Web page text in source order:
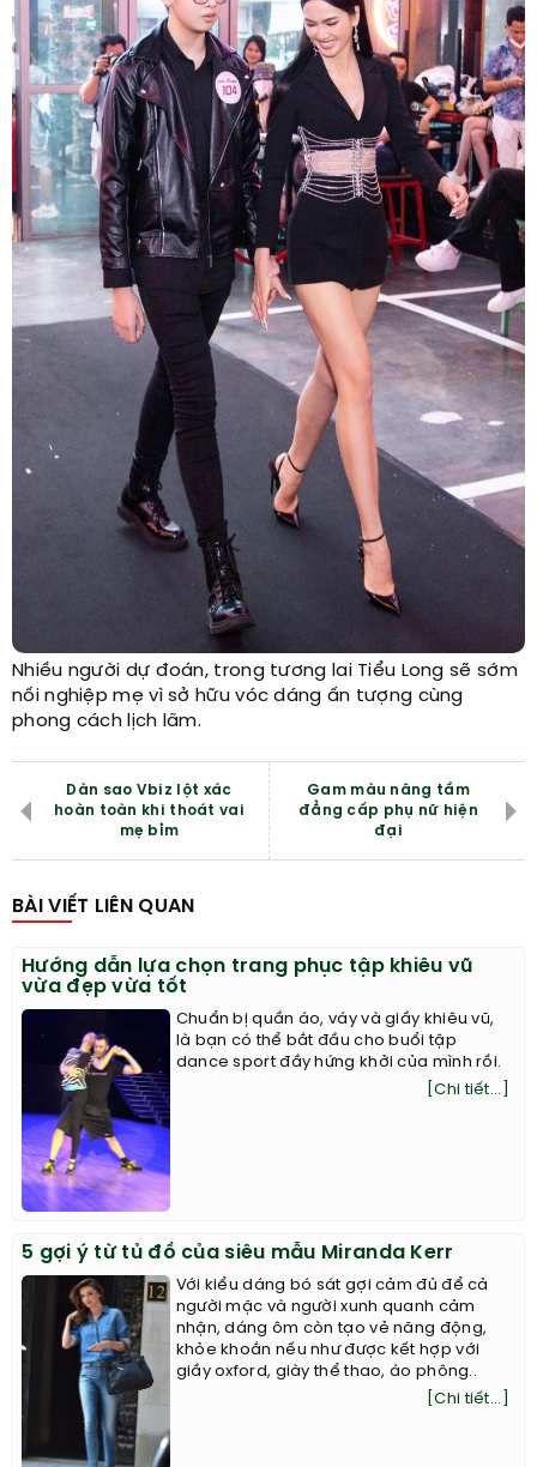
Nhiều người dự đoán, trong tương lai Tiểu Long sẽ sớm
nối nghiệp mẹ vì sở hữu vóc dáng ấn tượng cùng
phong cách lịch lãm.
Dàn sao Vbiz lột xác
hoàn toàn khi thoát vai
mẹ bỉm
Gam màu nâng tầm
đẳng cấp phụ nữ hiện
đại
BÀI VIẾT LIÊN QUAN
Hướng dẫn lựa chọn trang phục tập khiêu vũ
vừa đẹp vừa tốt
Chuẩn bị quần áo, váy và giầy khiêu vũ,
là bạn có thể bắt đầu cho buổi tập
dance sport đầy hứng khởi của mình rồi.
[Chi tiết...]
5 gợi ý từ tủ đồ của siêu mẫu Miranda Kerr
Với kiểu dáng bó sát gợi cảm đủ để cả
người mặc và người xunh quanh cảm
nhận, dáng ôm còn tạo vẻ năng động,
khỏe khoắn nếu như được kết hợp với
giầy oxford, giày thể thao, áo phông..
[Chi tiết...]